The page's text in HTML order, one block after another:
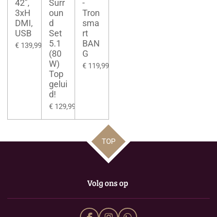
42",
3xH
DMI,
USB
€ 139,99
Surr
oun
d
Set
5.1
(80
W)
Top
gelui
d!
€ 129,99
-
Tron
sma
rt
BAN
G
€ 119,99
TOP
Volg ons op